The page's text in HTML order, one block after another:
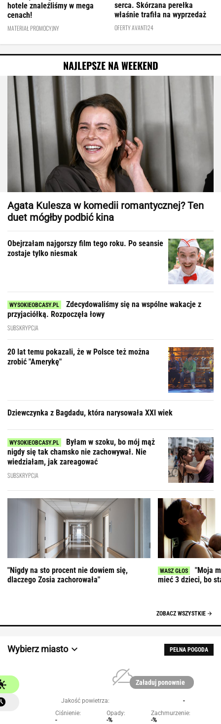
hotele znaleźliśmy w mega
cenach!
MATERIAŁ PROMOCYJNY
serca. Skórzana perełka
właśnie trafiła na wyprzedaż
OFERTY AVANTI24
NAJLEPSZE NA WEEKEND
Agata Kulesza w komedii romantycznej? Ten
duet mógłby podbić kina
Obejrzałam najgorszy film tego roku. Po seansie
zostaje tylko niesmak
Zdecydowaliśmy się na wspólne wakacje z
przyjaciółką. Rozpoczęła łowy
SUBSKRYPCJA
20 lat temu pokazali, że w Polsce też można
zrobić "Amerykę"
Dziewczynka z Bagdadu, która narysowała XXI wiek
Byłam w szoku, bo mój mąż
nigdy się tak chamsko nie zachowywał. Nie
wiedziałam, jak zareagować
SUBSKRYPCJA
"Nigdy na sto procent nie dowiem się,
dlaczego Zosia zachorowała"
"Moja
mieć 3 dzieci, bo
ZOBACZ WSZYSTKIE
Wybierz miasto PEŁNA POGODA
Załaduj ponownie
Jakość powietrza:
-
Ciśnienie:
-
Opady:
-%
Zachmurzenie:
-%